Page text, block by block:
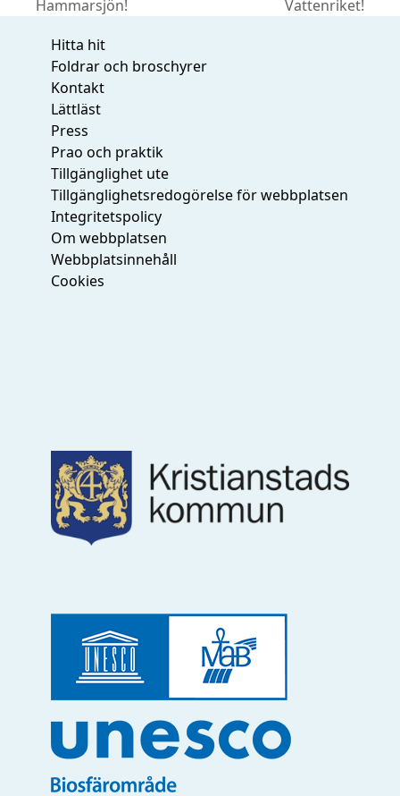
post:
Hammarsjön!
Vattenriket!
Hitta hit
Foldrar och broschyrer
Kontakt
Lättläst
Press
Prao och praktik
Tillgänglighet ute
Tillgänglighetsredogörelse för webbplatsen
Integritetspolicy
Om webbplatsen
Webbplatsinnehåll
Cookies